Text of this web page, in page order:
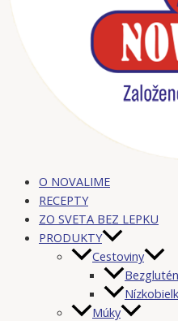
O NOVALIME
RECEPTY
ZO SVETA BEZ LEPKU
PRODUKTY
Cestoviny
Múky